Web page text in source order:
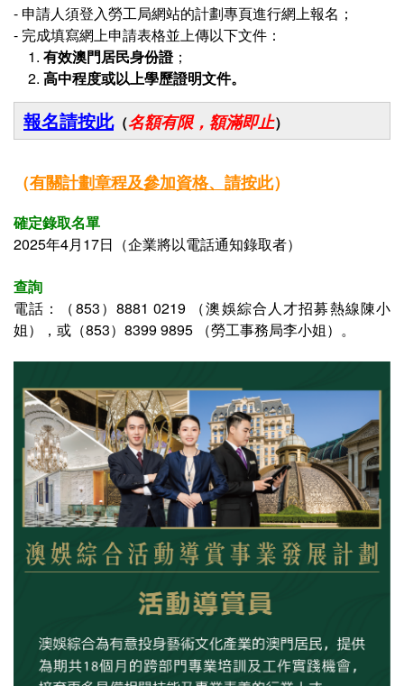
- 申請人須登入勞工局網站的計劃專頁進行網上報名；
- 完成填寫網上申請表格並上傳以下文件：
1. 有效澳門居民身份證；
2. 高中程度或以上學歷證明文件。
報名請按此（名額有限，額滿即止）
（有關計劃章程及參加資格、 請按此）
確定錄取名單
2025年4月17日（企業將以電話通知錄取者）
查詢
電話：
（853）8881 0219 （澳娛綜合人才招募熱線陳小
姐），或 （853）8399 9895 （勞工事務局李小姐） 。